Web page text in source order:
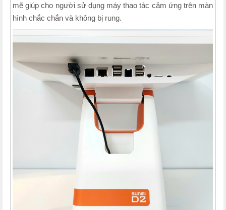
mẽ giúp cho người sử dụng máy thao tác cảm ứng trên màn
hình chắc chắn và không bị rung.